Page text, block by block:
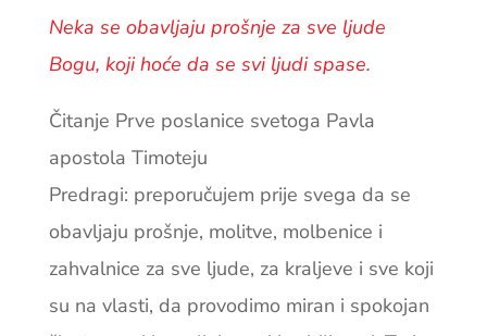
Neka se obavljaju prošnje za sve ljude
Bogu, koji hoće da se svi ljudi spase.
Čitanje Prve poslanice svetoga Pavla
apostola Timoteju
Predragi: preporučujem prije svega da se
obavljaju prošnje, molitve, molbenice i
zahvalnice za sve ljude, za kraljeve i sve koji
su na vlasti, da provodimo miran i spokojan